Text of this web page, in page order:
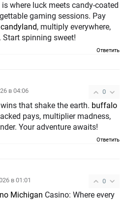
where luck meets candy-coated
gaming sessions. Pay
, multiply everywhere,
Start spinning sweet!
Ответить
0
в 04:06
that shake the earth. buffalo
pays, multiplier madness,
Your adventure awaits!
Ответить
0
в 01:01
Michigan Casino: Where every